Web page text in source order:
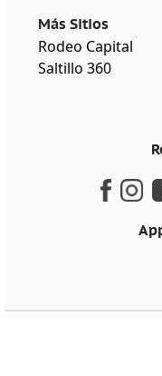
Más Sitios
Rodeo Capital
Saltillo 360